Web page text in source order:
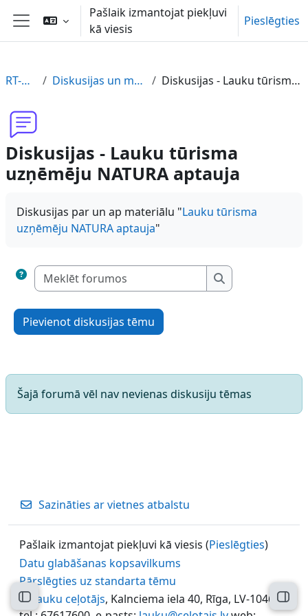
Atvērt galveno saturu
Sānu panelis
Pašlaik izmantojat piekļuvi
kā viesis
Pieslēgties
Atvērt kursu indeksu
RT-UZAP-LV Diskusijas un materiāla novērtējums Diskusijas - Lauku tūrisma uzņēmēju NATURA aptauja
Diskusijas - Lauku tūrisma
uzņēmēju NATURA aptauja
Diskusijas par un ap materiālu "Lauku tūrisma
uzņēmēju NATURA aptauja"
Meklēt forumos
Meklēt forumos
Pievienot diskusijas tēmu
Šajā forumā vēl nav nevienas diskusiju tēmas
Sazināties ar vietnes atbalstu
Pašlaik izmantojat piekļuvi kā viesis (Pieslēgties)
Datu glabāšanas kopsavilkums
Pārslēgties uz standarta tēmu
© Lauku ceļotājs, Kalnciema iela 40, Rīga, LV-1046,